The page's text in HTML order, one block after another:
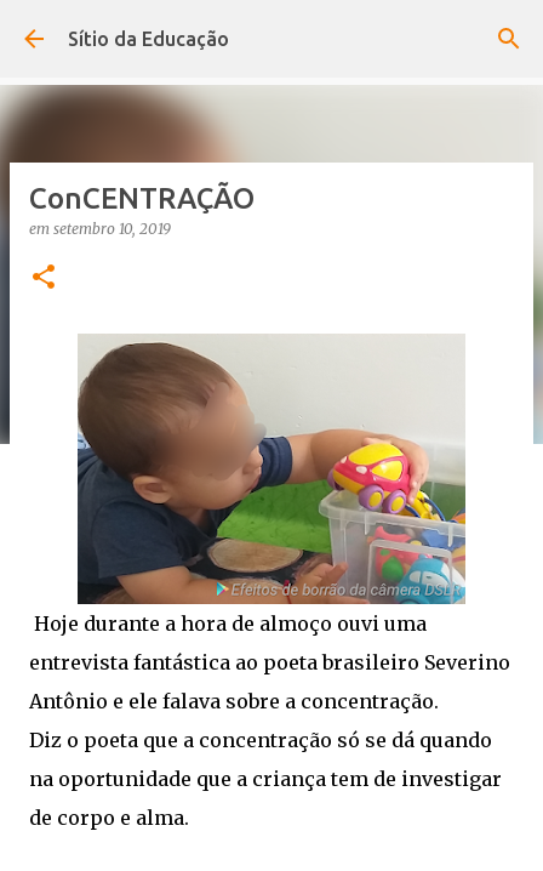
Avançar para o conteúdo principal
Sítio da Educação
ConCENTRAÇÃO
em setembro 10, 2019
Hoje durante a hora de almoço ouvi uma
entrevista fantástica ao poeta brasileiro Severino
Antônio e ele falava sobre a concentração.
Diz o poeta que a concentração só se dá quando
na oportunidade que a criança tem de investigar
de corpo e alma.